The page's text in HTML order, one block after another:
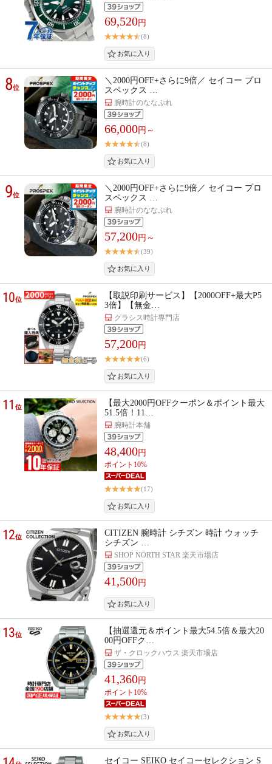
69,520円
(8)
8位
＼2000円OFF+さらに9倍／ セイコー プロ
スペックス …
腕時計のななぷれ
66,000円～
(8)
9位
＼2000円OFF+さらに9倍／ セイコー プロ
スペックス …
腕時計のななぷれ
57,200円～
(39)
10位
【取説印刷サービス】【2000OFF+最大P5
3倍】【無金…
グラシス時計専門店
57,200円
(6)
11位
【最大2000円OFFクーポン＆ポイント最大
51.5倍！11…
腕時計本舗
48,400円
ポイント10%
(17)
12位
CITIZEN 腕時計 シチズン 時計 ウォッチ
シチズン …
SHOP NORTH STAR 楽天市場店
41,500円
13位
【抽選還元＆ポイント最大54.5倍＆最大20
00円OFFク…
ザ・クロックハウス 楽天市場店
41,360円
ポイント10%
(3)
セイコー SEIKO セイコーセレクション S